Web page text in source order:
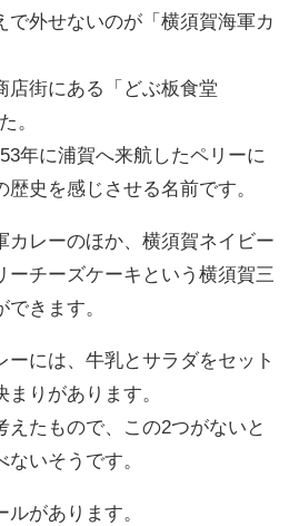
で外せないのが「横須賀海軍カ
店街にある「どぶ板食堂
。
年に浦賀へ来航したペリーに
史を感じさせる名前です。
カレーのほか、横須賀ネイビー
ーチーズケーキという横須賀三
きます。
ーには、牛乳とサラダをセット
りがあります。
えたもので、この2つがないと
ないそうです。
があります。